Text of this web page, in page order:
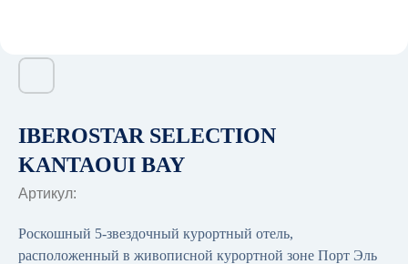
IBEROSTAR SELECTION
KANTAOUI BAY
Артикул:
Роскошный 5-звездочный курортный отель,
расположенный в живописной курортной зоне Порт Эль